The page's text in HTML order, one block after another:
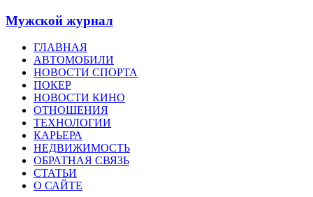
Мужской журнал
ГЛАВНАЯ
АВТОМОБИЛИ
НОВОСТИ СПОРТА
ПОКЕР
НОВОСТИ КИНО
ОТНОШЕНИЯ
ТЕХНОЛОГИИ
КАРЬЕРА
НЕДВИЖИМОСТЬ
ОБРАТНАЯ СВЯЗЬ
СТАТЬИ
О САЙТЕ